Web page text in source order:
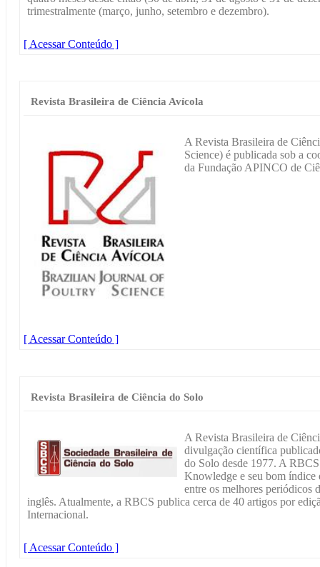
trimestralmente (março, junho, setembro e dezembro).
[ Acessar Conteúdo ]
Revista Brasileira de Ciência Avícola
A Revista Brasileira de
Science) é publicada sob a
da Fundação APINCO de
[ Acessar Conteúdo ]
Revista Brasileira de Ciência do Solo
A Revista Brasileira de
divulgação científica
do Solo desde 1977. A
Knowledge e seu bom índice
entre os melhores periódicos
inglês. Atualmente, a RBCS publica cerca de 40 artigos por
Internacional.
[ Acessar Conteúdo ]